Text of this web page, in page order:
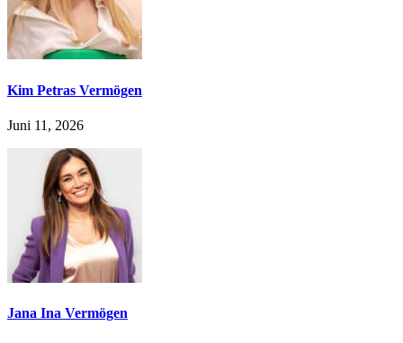
Kim Petras Vermögen
Juni 11, 2026
Jana Ina Vermögen